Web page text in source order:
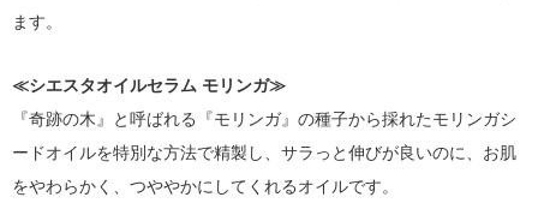
ます。
≪シエスタオイルセラム モリンガ≫
『奇跡の木』と呼ばれる『モリンガ』の種子から採れたモリンガシ
ードオイルを特別な方法で精製し、サラっと伸びが良いのに、お肌
をやわらかく、つややかにしてくれるオイルです。